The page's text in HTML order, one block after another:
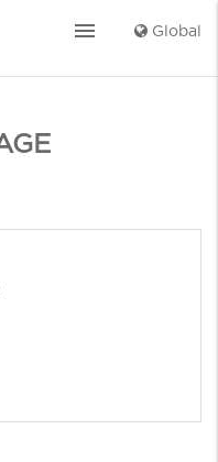
menu Global